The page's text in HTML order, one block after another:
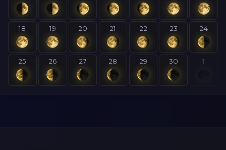
18 19 20 21 22 23 24
25 26 27 28 29 30 1